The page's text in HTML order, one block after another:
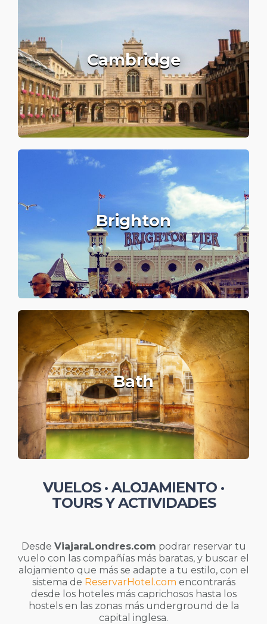
Cambridge
Brighton
Bath
VUELOS · ALOJAMIENTO ·
TOURS Y ACTIVIDADES
Desde ViajaraLondres.com podrar reservar tu
vuelo con las compañías más baratas, y buscar el
alojamiento que más se adapte a tu estilo, con el
sistema de ReservarHotel.com encontrarás
desde los hoteles más caprichosos hasta los
hostels en las zonas más underground de la
capital inglesa.